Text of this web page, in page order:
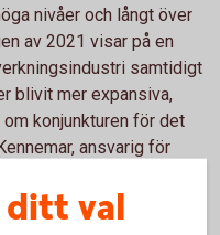
nivåer och långt över
av 2021 visar på en
samtidigt
blivit mer expansiva,
konjunkturen för det
ansvarig för
ditt val